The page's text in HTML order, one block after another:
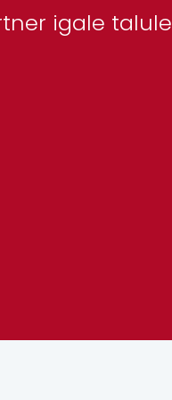
igale talule